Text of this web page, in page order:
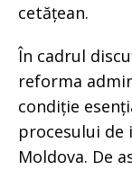
cetățean.
În cadrul
reforma
condiție
procesului de
Moldova. De